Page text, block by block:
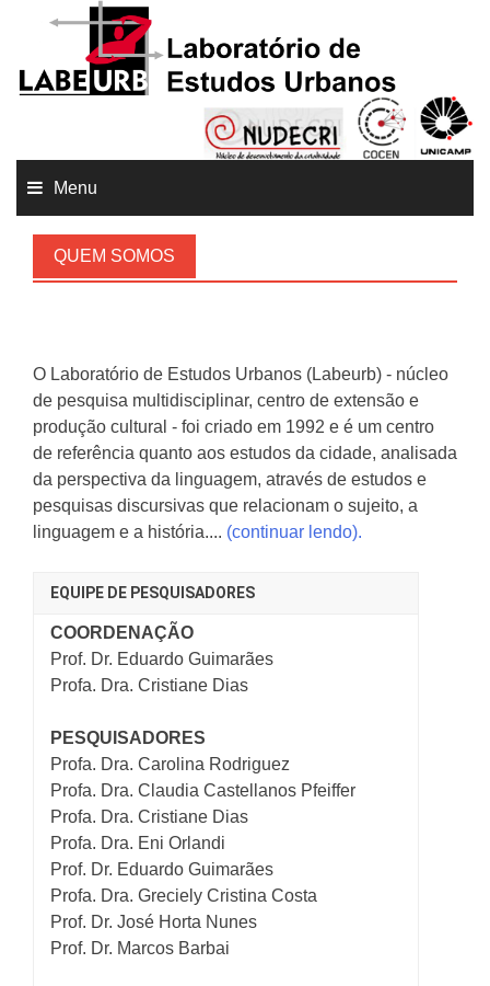
Menu
QUEM SOMOS
O Laboratório de Estudos Urbanos (Labeurb) - núcleo
de pesquisa multidisciplinar, centro de extensão e
produção cultural - foi criado em 1992 e é um centro
de referência quanto aos estudos da cidade, analisada
da perspectiva da linguagem, através de estudos e
pesquisas discursivas que relacionam o sujeito, a
linguagem e a história.... (continuar lendo).
EQUIPE DE PESQUISADORES
COORDENAÇÃO
Prof. Dr. Eduardo Guimarães
Profa. Dra. Cristiane Dias
PESQUISADORES
Profa. Dra. Carolina Rodriguez
Profa. Dra. Claudia Castellanos Pfeiffer
Profa. Dra. Cristiane Dias
Profa. Dra. Eni Orlandi
Prof. Dr. Eduardo Guimarães
Profa. Dra. Greciely Cristina Costa
Prof. Dr. José Horta Nunes
Prof. Dr. Marcos Barbai